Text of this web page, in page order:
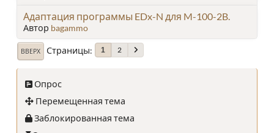
Адаптация программы EDx-N для M-100-2B.
Автор bagammo
ВВЕРХ Страницы 1 2
Опрос
Перемещенная тема
Заблокированная тема